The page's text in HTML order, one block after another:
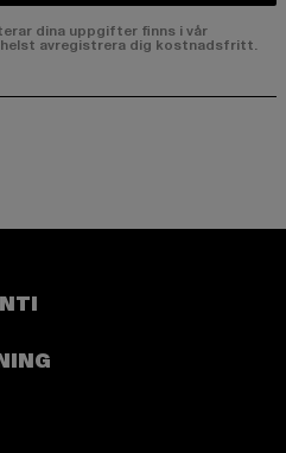
dina uppgifter finns i vår
avregistrera dig kostnadsfritt.
page:channel: